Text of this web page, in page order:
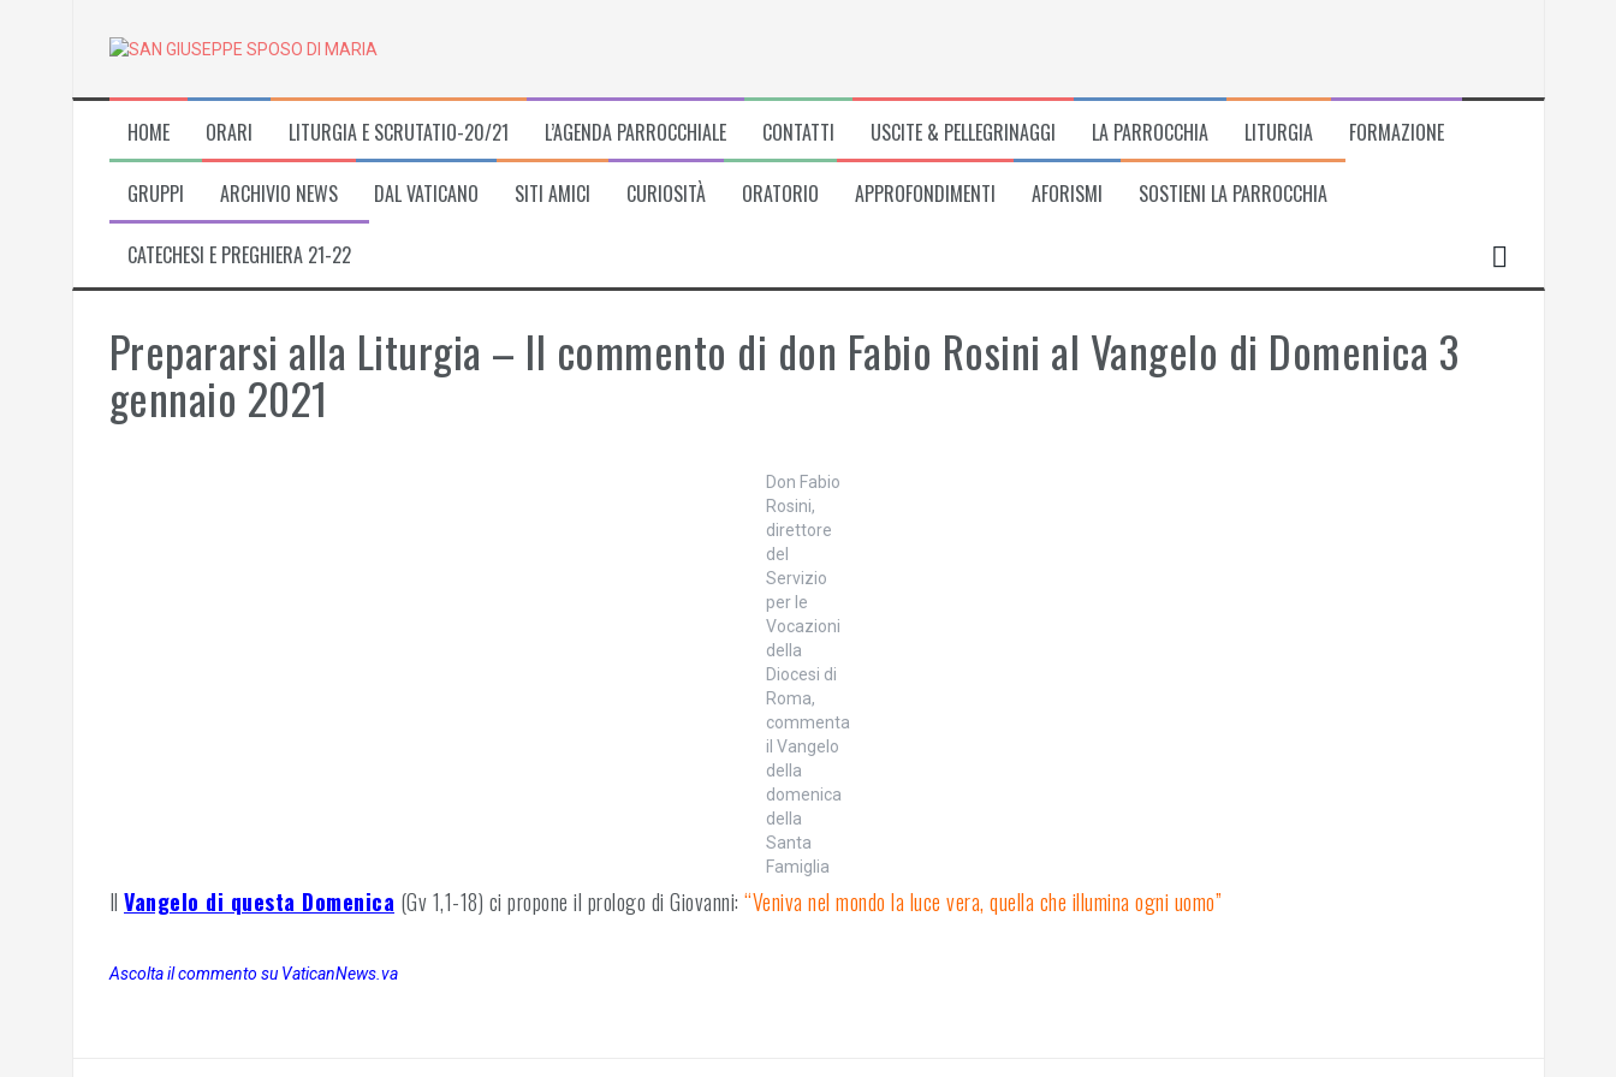
HOME ORARI LITURGIA E SCRUTATIO-20/21 L’AGENDA PARROCCHIALE CONTATTI USCITE & PELLEGRINAGGI LA PARROCCHIA LITURGIA FORMAZIONE
GRUPPI ARCHIVIO NEWS DAL VATICANO SITI AMICI CURIOSITÀ ORATORIO APPROFONDIMENTI AFORISMI SOSTIENI LA PARROCCHIA
CATECHESI E PREGHIERA 21-22
Prepararsi alla Liturgia – Il commento di don Fabio Rosini al Vangelo di Domenica 3
gennaio 2021
Don Fabio
Rosini,
direttore
del
Servizio
per le
Vocazioni
della
Diocesi di
Roma,
commenta
il Vangelo
della
domenica
della
Santa
Famiglia
Il Vangelo di questa Domenica (Gv 1,1-18) ci propone il prologo di Giovanni: “Veniva nel mondo la luce vera, quella che illumina ogni uomo”
Ascolta il commento su VaticanNews.va